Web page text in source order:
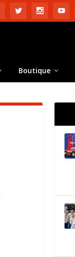
Boutique